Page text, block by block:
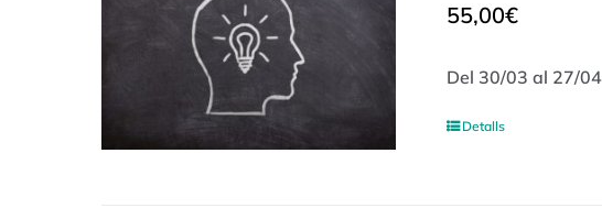
55,00€
Del 30/03 al 27/
Detalls